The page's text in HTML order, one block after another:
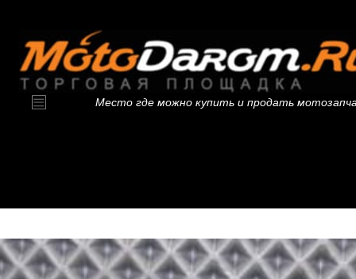
Место где можно купить и продать